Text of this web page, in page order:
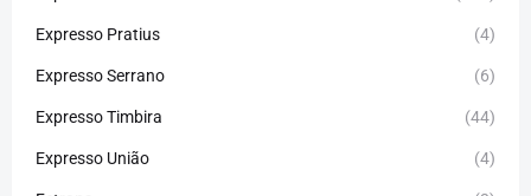
Expresso Pratius (4)
Expresso Serrano (6)
Expresso Timbira (44)
Expresso União (4)